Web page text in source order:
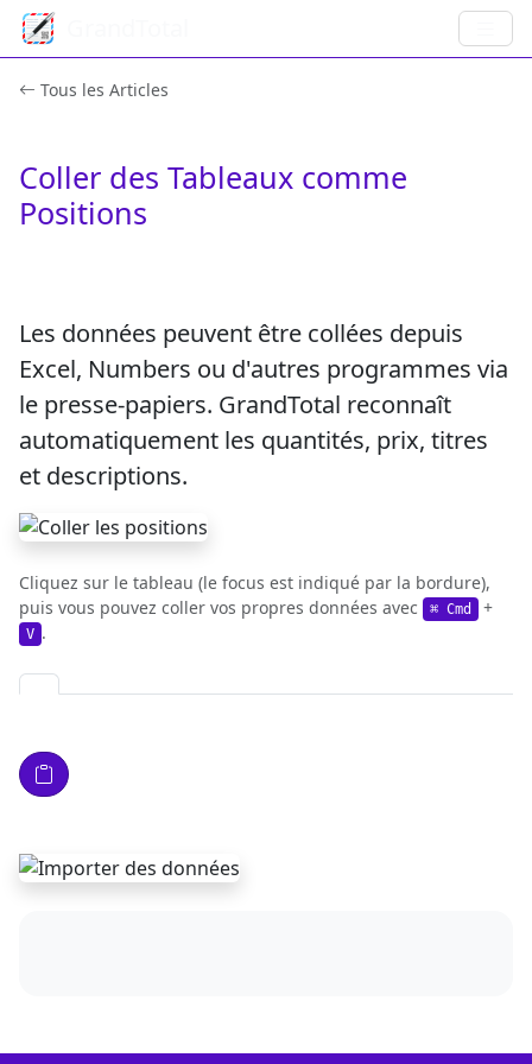
Tous les Articles
Coller des Tableaux comme
Positions
Les données peuvent être collées depuis
Excel, Numbers ou d'autres programmes via
le presse-papiers. GrandTotal reconnaît
automatiquement les quantités, prix, titres
et descriptions.
Cliquez sur le tableau (le focus est indiqué par la bordure),
puis vous pouvez coller vos propres données avec
⌘ Cmd +
V .